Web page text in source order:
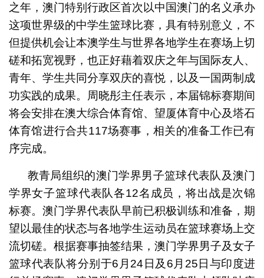
之年，澳门特别行政区首次以中国澳门的名义承办
这项世界级的中学生篮球比赛，具有特别意义，不
但提供机会让本澳学生与世界各地学生在赛场上切
磋和拓宽视野，也正好藉着双庆之年与国际友人、
青年、学生共同分享双庆的喜悦，以及一国两制成
功实践的成果。周晓彤主任表示，本届锦标赛期间
将会安排在澳大综合体育馆、望厦体育中心及塔石
体育馆进行合共117场赛事，相关的准备工作已有
序完成。
教青局组织的澳门学界男子篮球代表队及澳门
学界女子篮球代表队各12名成员，将出战是次锦
标赛。澳门学界代表队早前已积极训练和准备，期
望以最佳的状态与各地学生运动员在篮球赛场上交
流切磋。根据赛事抽签结果，澳门学界男子及女子
篮球代表队将分别于6月24日及6月25日与印度进